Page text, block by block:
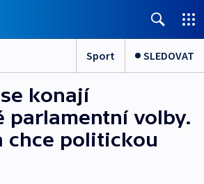
Sport SLEDOVAT
konají
parlamentní volby.
chce politickou